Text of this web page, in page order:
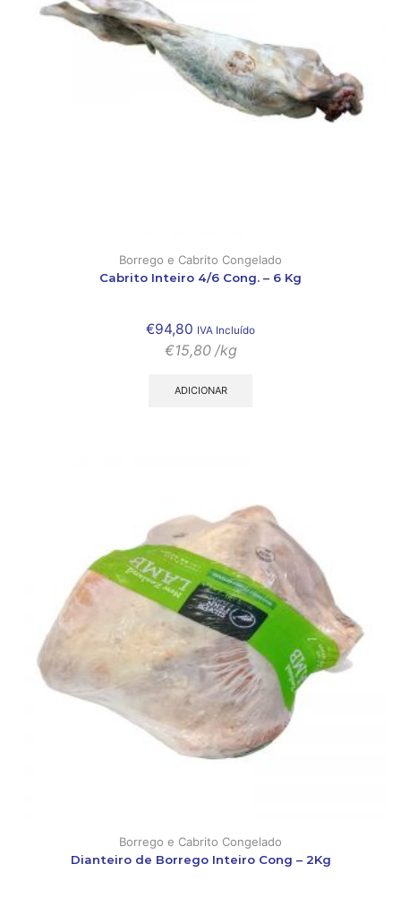
Borrego e Cabrito Congelado
Cabrito Inteiro 4/6 Cong. – 6 Kg
€94,80 IVA Incluído
€15,80 /kg
ADICIONAR
Borrego e Cabrito Congelado
Dianteiro de Borrego Inteiro Cong – 2Kg